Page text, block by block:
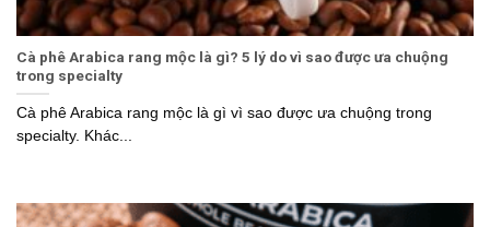
Cà phê Arabica rang mộc là gì? 5 lý do vì sao được ưa chuộng
trong specialty
Cà phê Arabica rang mộc là gì vì sao được ưa chuộng trong
specialty. Khác...